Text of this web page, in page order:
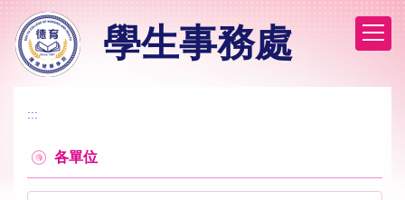
到
主
學生事務處
:::
各單位